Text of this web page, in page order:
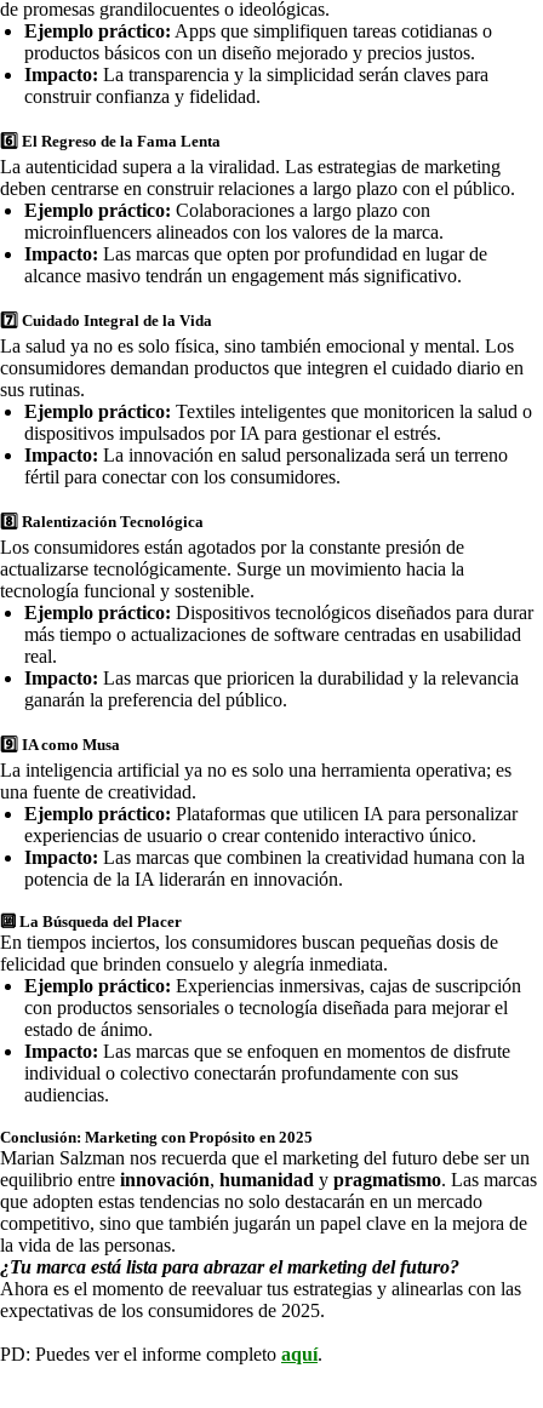
de promesas grandilocuentes o ideológicas.
Ejemplo práctico: Apps que simplifiquen tareas cotidianas o
productos básicos con un diseño mejorado y precios justos.
Impacto: La transparencia y la simplicidad serán claves para
construir confianza y fidelidad.
6️⃣ El Regreso de la Fama Lenta
La autenticidad supera a la viralidad. Las estrategias de marketing
deben centrarse en construir relaciones a largo plazo con el público.
Ejemplo práctico: Colaboraciones a largo plazo con
microinfluencers alineados con los valores de la marca.
Impacto: Las marcas que opten por profundidad en lugar de
alcance masivo tendrán un engagement más significativo.
7️⃣ Cuidado Integral de la Vida
La salud ya no es solo física, sino también emocional y mental. Los
consumidores demandan productos que integren el cuidado diario en
sus rutinas.
Ejemplo práctico: Textiles inteligentes que monitoricen la salud o
dispositivos impulsados por IA para gestionar el estrés.
Impacto: La innovación en salud personalizada será un terreno
fértil para conectar con los consumidores.
8️⃣ Ralentización Tecnológica
Los consumidores están agotados por la constante presión de
actualizarse tecnológicamente. Surge un movimiento hacia la
tecnología funcional y sostenible.
Ejemplo práctico: Dispositivos tecnológicos diseñados para durar
más tiempo o actualizaciones de software centradas en usabilidad
real.
Impacto: Las marcas que prioricen la durabilidad y la relevancia
ganarán la preferencia del público.
9️⃣ IA como Musa
La inteligencia artificial ya no es solo una herramienta operativa; es
una fuente de creatividad.
Ejemplo práctico: Plataformas que utilicen IA para personalizar
experiencias de usuario o crear contenido interactivo único.
Impacto: Las marcas que combinen la creatividad humana con la
potencia de la IA liderarán en innovación.
🔟 La Búsqueda del Placer
En tiempos inciertos, los consumidores buscan pequeñas dosis de
felicidad que brinden consuelo y alegría inmediata.
Ejemplo práctico: Experiencias inmersivas, cajas de suscripción
con productos sensoriales o tecnología diseñada para mejorar el
estado de ánimo.
Impacto: Las marcas que se enfoquen en momentos de disfrute
individual o colectivo conectarán profundamente con sus
audiencias.
Conclusión: Marketing con Propósito en 2025
Marian Salzman nos recuerda que el marketing del futuro debe ser un
equilibrio entre innovación, humanidad y pragmatismo. Las marcas
que adopten estas tendencias no solo destacarán en un mercado
competitivo, sino que también jugarán un papel clave en la mejora de
la vida de las personas.
¿Tu marca está lista para abrazar el marketing del futuro?
Ahora es el momento de reevaluar tus estrategias y alinearlas con las
expectativas de los consumidores de 2025.
PD: Puedes ver el informe completo aquí.